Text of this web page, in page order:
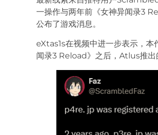
一操作与两年前《女神异闻录3
公布了游戏消息。
eXtas1s在视频中进一步表示，本
闻录3 Reload》之后，Atlus推出